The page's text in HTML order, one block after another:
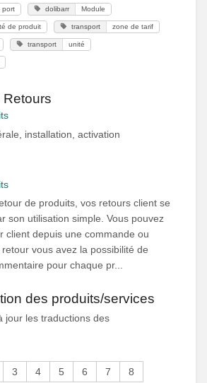
port dolibarr Module
de produit transport zone de tarif
transport unité
Retours
installation, activation
de produits, vos retours client se
son utilisation simple. Vous pouvez
client depuis une commande ou
vous avez la possibilité de
pour chaque pr...
des produits/services
jour les traductions des
3 4 5 6 7
8